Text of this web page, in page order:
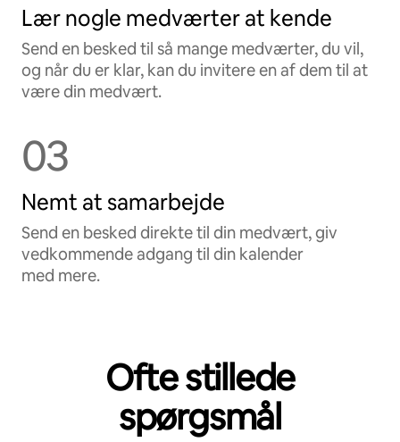
Lær nogle medværter at kende
Send en besked til så mange medværter, du vil,
og når du er klar, kan du invitere en af dem til at
være din medvært.
03
Nemt at samarbejde
Send en besked direkte til din medvært, giv
vedkommende adgang til din kalender
med mere.
Ofte stillede
spørgsmål